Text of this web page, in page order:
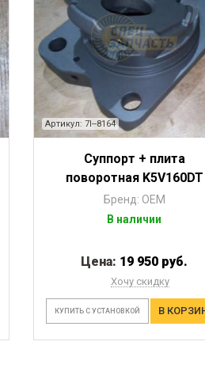
Артикул: 7I--8164
Суппорт + плита
поворотная K5V160DT
Бренд: OEM
В наличии
Цена: 19 950 руб.
Хочу скидку
КУПИТЬ С УСТАНОВКОЙ В